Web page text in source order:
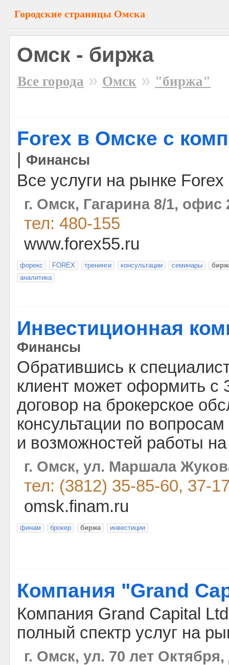
Городские страницы Омска
Омск - биржа
Все города » Омск » "биржа"
Forex в Омске с
Финансы
Все услуги на рынке Forex
г. Омск, Гагарина 8/1, офис
тел: 480-155
www.forex55.ru
форекс FOREX тренинги консультации семинары
аналитика
Инвестиционная
Финансы
Обратившись к
клиент может оформить
договор на брокерское
консультации по
и возможностей работы
г. Омск, ул. Маршала
тел: (3812) 35-85-60, 37-
omsk.finam.ru
финам брокер биржа инвестиции
Компания "Grand
Компания Grand Capital
полный спектр услуг на
г. Омск, ул. 70 лет